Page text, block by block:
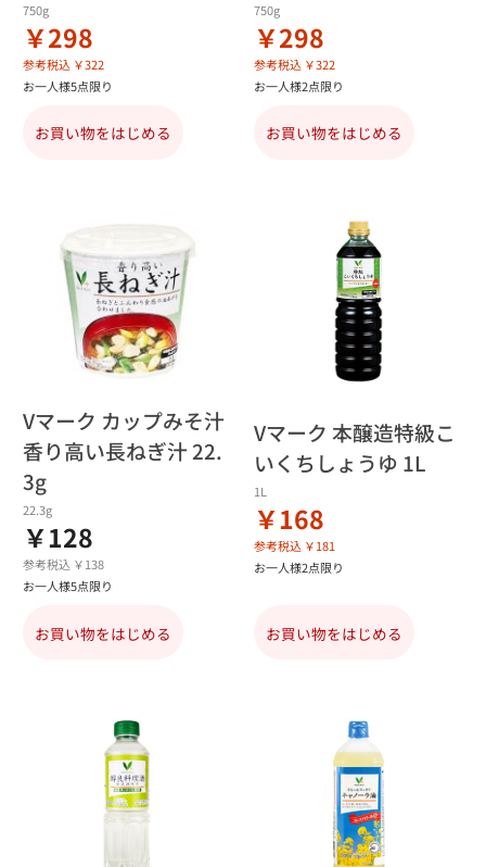
750g
￥298
参考税込 ￥322
お一人様5点限り
お買い物をはじめる
750g
￥298
参考税込 ￥322
お一人様2点限り
お買い物をはじめる
Vマーク カップみそ汁
香り高い長ねぎ汁 22.
3g
22.3g
￥128
参考税込 ￥138
お一人様5点限り
お買い物をはじめる
Vマーク 本醸造特級こ
いくちしょうゆ 1L
1L
￥168
参考税込 ￥181
お一人様2点限り
お買い物をはじめる